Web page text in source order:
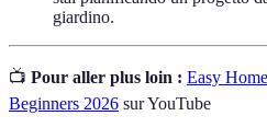
giardino.
📺 Pour aller plus loin : Easy
Beginners 2026 sur YouTube